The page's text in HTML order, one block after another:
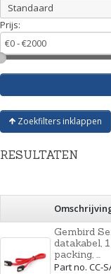
Prijs:
Zoekfilters inklappen
RESULTATEN
Gembird
datakabel,
packing, ...
Part no. CC-